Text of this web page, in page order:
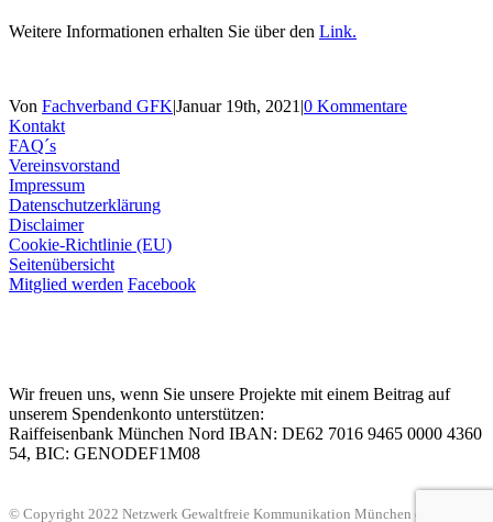
Weitere Informationen erhalten Sie über den Link.
Von Fachverband GFK|Januar 19th, 2021|0 Kommentare
Kontakt
FAQ´s
Vereinsvorstand
Impressum
Datenschutzerklärung
Disclaimer
Cookie-Richtlinie (EU)
Seitenübersicht
Mitglied werden Facebook
Wir freuen uns, wenn Sie unsere Projekte mit einem Beitrag auf
unserem Spendenkonto unterstützen:
Raiffeisenbank München Nord IBAN: DE62 7016 9465 0000 4360
54, BIC: GENODEF1M08
© Copyright 2022 Netzwerk Gewaltfreie Kommunikation München e. V. | Alle